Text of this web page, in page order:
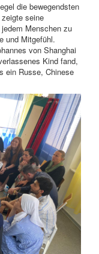
die bewegendsten
seine
Menschen zu
und Mitgefühl.
von Shanghai
Kind fand,
ein Russe, Chinese